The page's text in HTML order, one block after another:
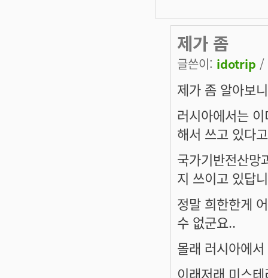
제가 좀
글쓴이: idotrip /
제가 좀 알아보
러시아에서는
해서 쓰고 있다
국가기반전산망
지 쓰이고 있답
정말 희한한게
수 없군요..
몰래 러시아에
이래저래 미스